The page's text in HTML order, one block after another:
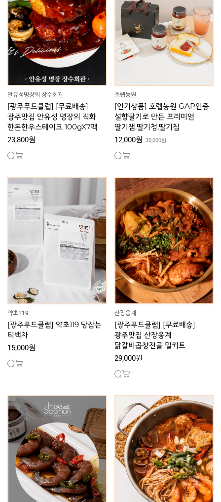
안유성명장의 장수회관
[광주푸드클럽] [무료배송]
광주맛집 안유성 명장의 직화
한돈한우스테이크 100gX7팩
23,800원
호렙농원
[인기상품] 호렙농원 GAP인증
설향딸기로 만든 프리미엄
딸기잼,딸기청,딸기칩
12,000원 30,000원
약초119
[광주푸드클럽] 약초119 당잡는
티백차
15,000원
산장웅계
[광주푸드클럽] [무료배송]
광주맛집 산장웅계
닭갈비곱창전골 밀키트
29,000원